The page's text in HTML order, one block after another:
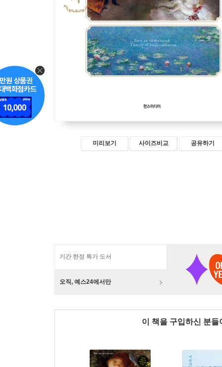
미리보기 사이즈비교 공유하기
기간 한정 특가 도서
오직, 예스24에서만
이 책을 구입하신 분